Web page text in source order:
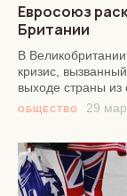
Евросоюз
Британии
В
кризис,
выходе страны из
ОБЩЕСТВО 29